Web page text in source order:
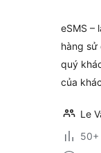
eSMS –
hàng sử
quý
của
Le
50+